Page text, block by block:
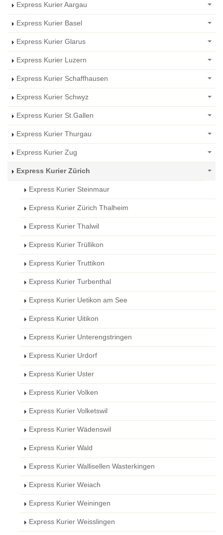
Express Kurier Aargau
Express Kurier Basel
Express Kurier Glarus
Express Kurier Luzern
Express Kurier Schaffhausen
Express Kurier Schwyz
Express Kurier St.Gallen
Express Kurier Thurgau
Express Kurier Zug
Express Kurier Zürich
Express Kurier Steinmaur
Express Kurier Zürich Thalheim
Express Kurier Thalwil
Express Kurier Trüllikon
Express Kurier Truttikon
Express Kurier Turbenthal
Express Kurier Uetikon am See
Express Kurier Uitikon
Express Kurier Unterengstringen
Express Kurier Urdorf
Express Kurier Uster
Express Kurier Volken
Express Kurier Volketswil
Express Kurier Wädenswil
Express Kurier Wald
Express Kurier Wallisellen Wasterkingen
Express Kurier Weiach
Express Kurier Weiningen
Express Kurier Weisslingen